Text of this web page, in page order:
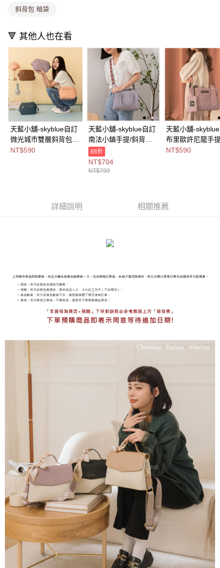
用戶於交易時，得透過本服務購買商品或服務，並由商店將買賣／分期付款
2.基於同意付款使用「大哥付你分期」之契約關係目的，商店將以您的個人
資料（包含姓名、電話或地址）提供予台灣大哥大進項蒐集、處理及利用，
由本公司與您本人進行分期帳單所需資料之確認、核對及更正。
3.完整用戶服務條款，請詳閱以下連結：https://oppay.tw/userRule
每筆NT$8,888，滿NT$8,888(含以上)免運費
每筆NT$8,888，滿NT$8,888(含以上)免運費
7-11取貨付款
每筆NT$80，滿NT$1,000(含以上)免運費
付款後7-11取貨
每筆NT$80，滿NT$1,000(含以上)免運費
宅配
每筆NT$100，滿NT$1,000(含以上)免運費
付款後門市自取
斜背包 暗袋
🔻 其他人也在看
天藍小舖-skyblue自訂
微光城市雙層斜背包-
共8
NT$590
天藍小舖-skyblue自訂
南法小鎮手提/斜背包-
共4
色-$799【A03031962
】
88折
NT$704
NT$799
天藍小舖-
布里歐許尼龍手
包-共5
NT$590
詳細說明 相關推薦